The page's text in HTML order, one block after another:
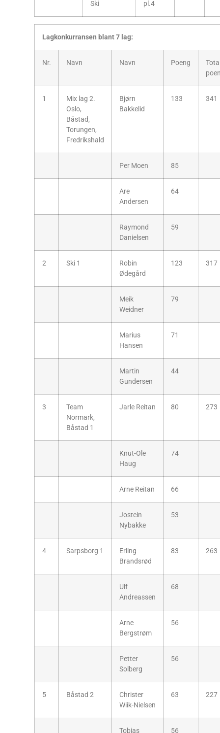
Ski pl.4
Lagkonkurransen blant 7 lag:
Nr. Navn Navn Poeng
1
Mix lag 2.
Oslo,
Båstad,
Torungen,
Fredrikshald
Bjørn
Bakkelid
133 341
Per Moen 85
Are
Andersen
64
Raymond
Danielsen
59
2 Ski 1
Robin
Ødegård
123 317
Meik
Weidner
79
Marius
Hansen
71
Martin
Gundersen
44
3
Team
Normark,
Båstad 1
Jarle Reitan 80 273
Knut-Ole
Haug
74
Arne Reitan 66
Jostein
Nybakke
53
4 Sarpsborg 1
Erling
Brandsrød
83 263
Ulf
Andreassen
68
Arne
Bergstrøm
56
Petter
Solberg
56
5 Båstad 2
Christer
Wiik-Nielsen
63 227
Tobias
56